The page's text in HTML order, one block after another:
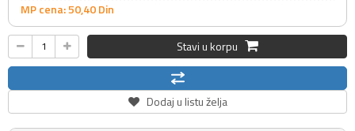
MP cena: 50,40Din
Stavi u korpu
Dodaj u listu želja